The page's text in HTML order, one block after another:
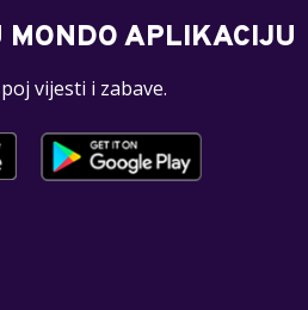
MONDO APLIKACIJU
vijesti i zabave.